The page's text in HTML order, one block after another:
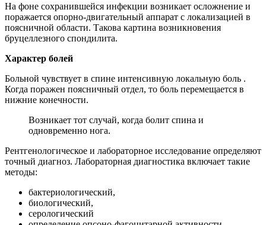
На фоне сохранившейся инфекции возникает осложнение и
поражается опорно-двигательный аппарат с локализацией в
поясничной области. Такова картина возникновения
бруцеллезного спондилита.
Характер болей
Больной чувствует в спине интенсивную локальную боль .
Когда поражен поясничный отдел, то боль перемещается в
нижние конечности.
Возникает тот случай, когда болит спина и
одновременно нога.
Рентгенологическое и лабораторное исследование определяют
точный диагноз. Лабораторная диагностика включает такие
методы:
бактериологический,
биологический,
серологический